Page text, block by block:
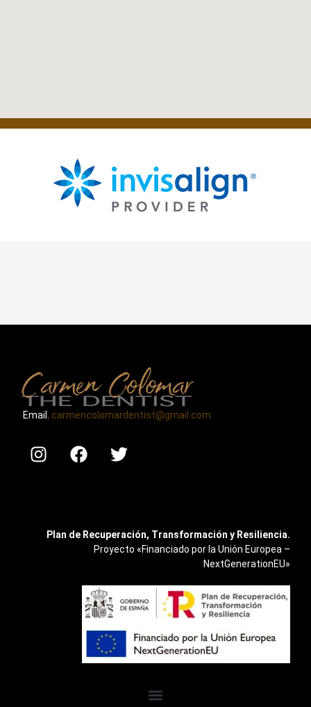
Email. carmencolomardentist@gmail.com
Plan de Recuperación, Transformación y Resiliencia.
Proyecto «Financiado por la Unión Europea –
NextGenerationEU»